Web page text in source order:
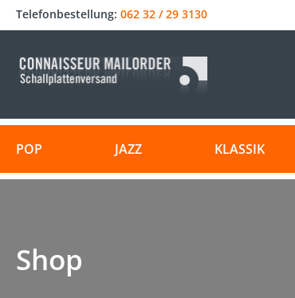
Telefonbestellung: 062 32 / 29 3130
POP JAZZ KLASSIK
Shop